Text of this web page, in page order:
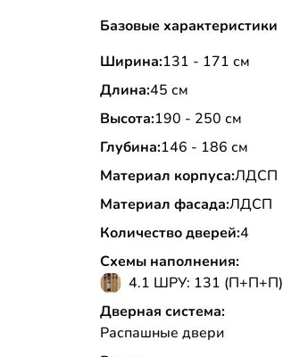
Базовые характеристики
Ширина:131 - 171 см
Длина:45 см
Высота:190 - 250 см
Глубина:146 - 186 см
Материал корпуса:ЛДСП
Материал фасада:ЛДСП
Количество дверей:4
Схемы наполнения:
4.1 ШРУ: 131 (П+П+П)
Дверная система:
Распашные двери